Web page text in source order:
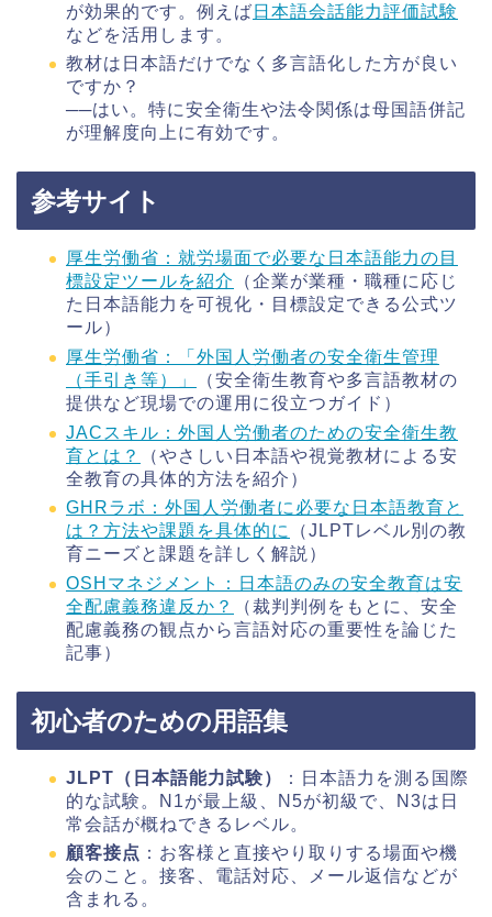
が効果的です。例えば 日本語会話能力評価試験
などを活用します。
教材は日本語だけでなく多言語化した方が良い
ですか？
──はい。特に安全衛生や法令関係は母国語併記
が理解度向上に有効です。
参考サイト
厚生労働省：就労場面で必要な日本語能力の目
標設定ツールを紹介
（企業が業種・職種に応じ
た日本語能力を可視化・目標設定できる公式ツ
ール）
厚生労働省：「外国人労働者の安全衛生管理
（手引き等）」
（安全衛生教育や多言語教材の
提供など現場での運用に役立つガイド）
JACスキル：外国人労働者のための安全衛生教
育とは？
（やさしい日本語や視覚教材による安
全教育の具体的方法を紹介）
GHRラボ：外国人労働者に必要な日本語教育と
は？方法や課題を具体的に
（JLPTレベル別の教
育ニーズと課題を詳しく解説）
OSHマネジメント：日本語のみの安全教育は安
全配慮義務違反か？
（裁判判例をもとに、安全
配慮義務の観点から言語対応の重要性を論じた
記事）
初心者のための用語集
JLPT（日本語能力試験）
：日本語力を測る国際
的な試験。N1が最上級、N5が初級で、N3は日
常会話が概ねできるレベル。
顧客接点 ：お客様と直接やり取りする場面や機
会のこと。接客、電話対応、メール返信などが
含まれる。